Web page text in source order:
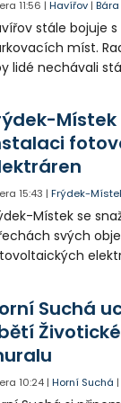
11:56 |Havířov |
stále bojuje
míst.
lidé nechávali
někteří obyvatelé
15:43 |Frýdek-
Místek se
svých
Suchá
10:24 |Horní Suchá